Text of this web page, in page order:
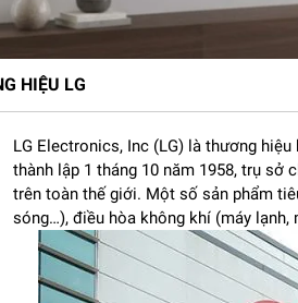
HIỆU LG
LG Electronics, Inc (LG) là thương
thành lập 1 tháng 10 năm 1958, trụ sở
trên toàn thế giới. Một số sản phẩm
sóng…), điều hòa không khí (máy lạnh,